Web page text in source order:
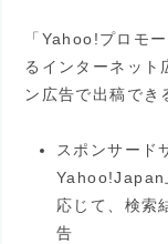
「Yahoo!プロモ
るインターネット
ン広告で出稿でき
スポンサード
Yahoo!Japan
応じて、検索
告